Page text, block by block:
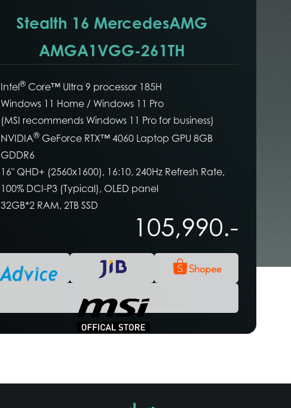
Stealth 16 MercedesAMG
AMGA1VGG-261TH
Intel®Core™ Ultra 9 processor 185H
Windows 11 Home / Windows 11 Pro
(MSI recommends Windows 11 Pro for business)
NVIDIA®GeForce RTX™ 4060 Laptop GPU 8GB
GDDR6
16" QHD+ (2560x1600), 16:10, 240Hz Refresh Rate,
100% DCI-P3 (Typical), OLED panel
32GB*2 RAM, 2TB SSD
105,990.-